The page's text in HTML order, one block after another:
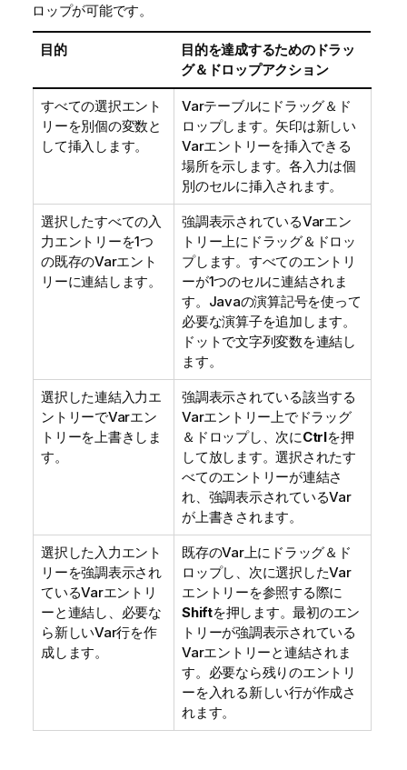
ロップが可能です。
目的
目的を達成するためのドラッ
グ＆ドロップアクション
すべての選択エント
リーを別個の変数と
して挿入します。
Varテーブルにドラッグ＆ド
ロップします。矢印は新しい
Varエントリーを挿入できる
場所を示します。各入力は個
別のセルに挿入されます。
選択したすべての入
力エントリーを1つ
の既存のVarエント
リーに連結します。
強調表示されているVarエン
トリー上にドラッグ＆ドロッ
プします。すべてのエントリ
ーが1つのセルに連結されま
す。Javaの演算記号を使って
必要な演算子を追加します。
ドットで文字列変数を連結し
ます。
選択した連結入力エ
ントリーでVarエン
トリーを上書きしま
す。
強調表示されている該当する
Varエントリー上でドラッグ
＆ドロップし、次にCtrlを押
して放します。選択されたす
べてのエントリーが連結さ
れ、強調表示されているVar
が上書きされます。
選択した入力エント
リーを強調表示され
ているVarエントリ
ーと連結し、必要な
ら新しいVar行を作
成します。
既存のVar上にドラッグ＆ド
ロップし、次に選択したVar
エントリーを参照する際に
Shiftを押します。最初のエン
トリーが強調表示されている
Varエントリーと連結されま
す。必要なら残りのエントリ
ーを入れる新しい行が作成さ
れます。